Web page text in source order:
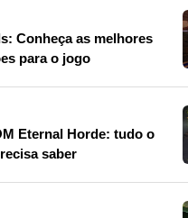
Conheça as melhores
para o jogo
Eternal Horde: tudo o
saber